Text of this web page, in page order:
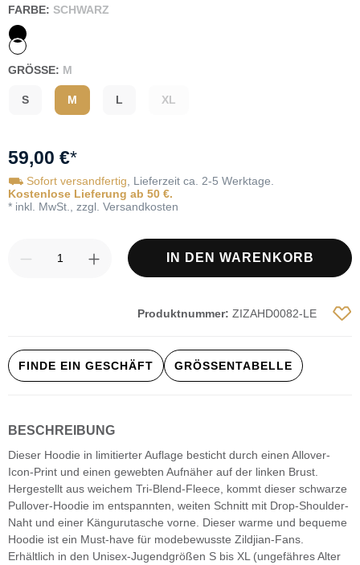
FARBE: SCHWARZ
GRÖSSE: M
S M L XL
59,00 €*
⛟ Sofort versandfertig , Lieferzeit ca. 2-5 Werktage.
Kostenlose Lieferung ab 50 €.
* inkl. MwSt., zzgl. Versandkosten
Produkt Anzahl: Gib den gewünschten
IN DEN WARENKORB
Produktnummer: ZIZAHD0082-LE
FINDE EIN GESCHÄFT GRÖSSENTABELLE
BESCHREIBUNG
Dieser Hoodie in limitierter Auflage besticht durch einen Allover-
Icon-Print und einen gewebten Aufnäher auf der linken Brust.
Hergestellt aus weichem Tri-Blend-Fleece, kommt dieser schwarze
Pullover-Hoodie im entspannten, weiten Schnitt mit Drop-Shoulder-
Naht und einer Kängurutasche vorne. Dieser warme und bequeme
Hoodie ist ein Must-have für modebewusste Zildjian-Fans.
Erhältlich in den Unisex-Jugendgrößen S bis XL (ungefähres Alter